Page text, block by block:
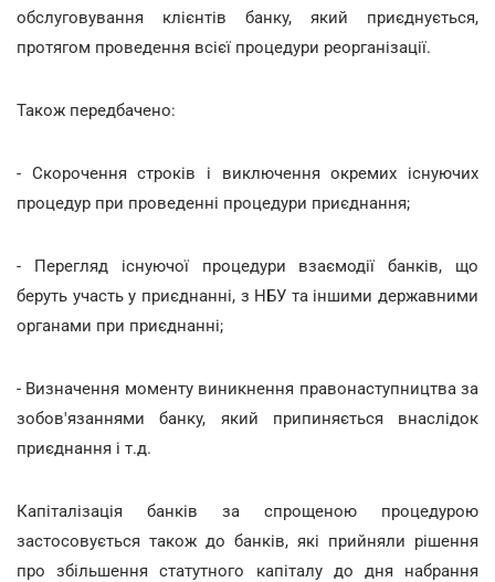
обслуговування клієнтів банку, який приєднується,
протягом проведення всієї процедури реорганізації.
Також передбачено:
- Скорочення строків і виключення окремих існуючих
процедур при проведенні процедури приєднання;
- Перегляд існуючої процедури взаємодії банків, що
беруть участь у приєднанні, з НБУ та іншими державними
органами при приєднанні;
- Визначення моменту виникнення правонаступництва за
зобов'язаннями банку, який припиняється внаслідок
приєднання і т.д.
Капіталізація банків за спрощеною процедурою
застосовується також до банків, які прийняли рішення
про збільшення статутного капіталу до дня набрання